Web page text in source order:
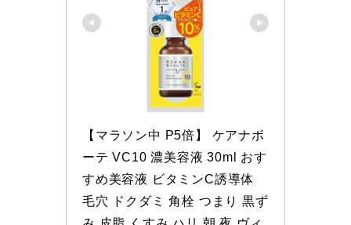
【マラソン中 P5倍】 ケアナボ
ーテ VC10 濃美容液 30ml おす
すめ美容液 ビタミンC誘導体
毛穴 ドクダミ 角栓 つまり 黒ず